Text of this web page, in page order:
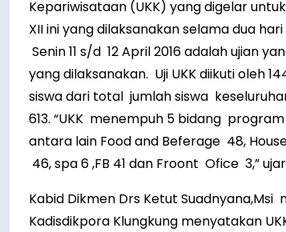
Kepariwisataan (UKK) yang digelar
XII ini yang dilaksanakan selama dua
Senin 11 s/d 12 April 2016 adalah ujian
yang dilaksanakan. Uji UKK diikuti oleh
siswa dari total jumlah siswa
613. “UKK menempuh 5 bidang
antara lain Food and Beferage 48,
46, spa 6 ,FB 41 dan Froont Ofice 3,”
Kabid Dikmen Drs Ketut Suadnyana,Msi
Kadisdikpora Klungkung menyatakan